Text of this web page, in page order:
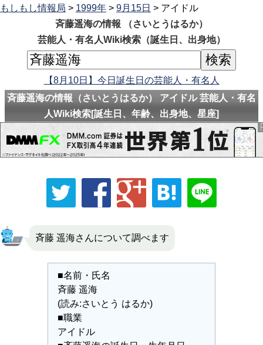
もしもし情報局 > 1999年 > 9月15日 > アイドル
斉藤遥海の情報 （さいとうはるか）
芸能人・有名人Wiki検索（誕生日、出身地）
【8月10日】今日誕生日の芸能人・有名人
斉藤遥海の情報（さいとうはるか） アイドル 芸能人・有名
人Wiki検索[誕生日、年齢、出身地、星座]
斉藤 遥海さんについて調べます
■名前・氏名
斉藤 遥海
(読み:さいとう はるか)
■職業
アイドル